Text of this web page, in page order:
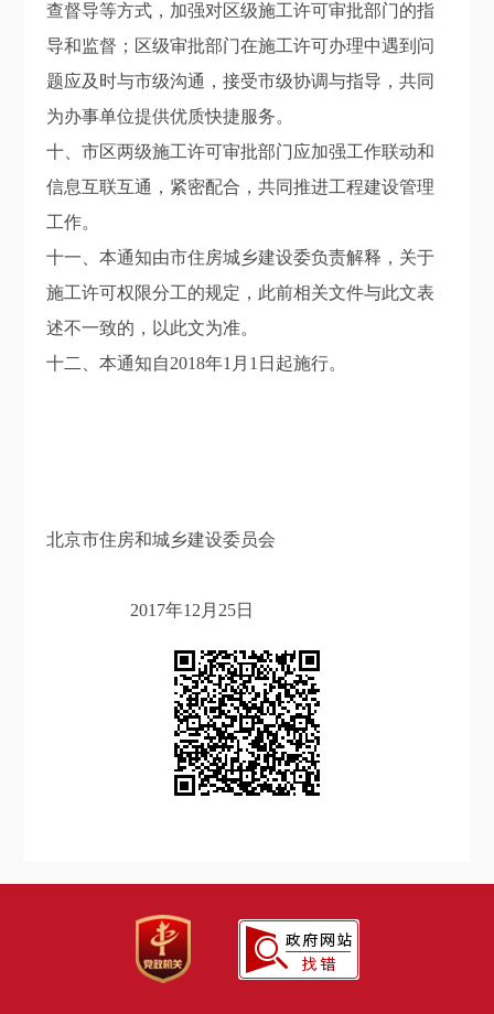
查督导等方式，加强对区级施工许可审批部门的指
导和监督；区级审批部门在施工许可办理中遇到问
题应及时与市级沟通，接受市级协调与指导，共同
为办事单位提供优质快捷服务。
十、市区两级施工许可审批部门应加强工作联动和
信息互联互通，紧密配合，共同推进工程建设管理
工作。
十一、本通知由市住房城乡建设委负责解释，关于
施工许可权限分工的规定，此前相关文件与此文表
述不一致的，以此文为准。
十二、本通知自2018年1月1日起施行。
北京市住房和城乡建设委员会
2017年12月25日